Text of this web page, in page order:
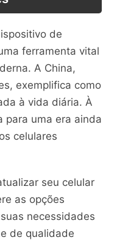
de
ferramenta vital
A China,
exemplifica como
à vida diária. À
para uma era ainda
celulares
seu celular
as opções
necessidades
de qualidade